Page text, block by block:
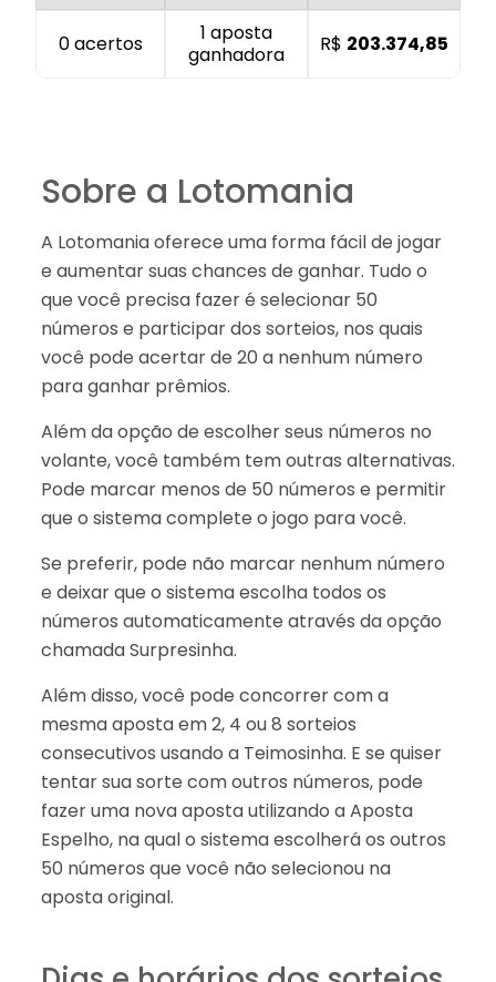
0 acertos
1 aposta
ganhadora
R$ 203.374,85
Sobre a Lotomania
A Lotomania oferece uma forma fácil de jogar
e aumentar suas chances de ganhar. Tudo o
que você precisa fazer é selecionar 50
números e participar dos sorteios, nos quais
você pode acertar de 20 a nenhum número
para ganhar prêmios.
Além da opção de escolher seus números no
volante, você também tem outras alternativas.
Pode marcar menos de 50 números e permitir
que o sistema complete o jogo para você.
Se preferir, pode não marcar nenhum número
e deixar que o sistema escolha todos os
números automaticamente através da opção
chamada Surpresinha.
Além disso, você pode concorrer com a
mesma aposta em 2, 4 ou 8 sorteios
consecutivos usando a Teimosinha. E se quiser
tentar sua sorte com outros números, pode
fazer uma nova aposta utilizando a Aposta
Espelho, na qual o sistema escolherá os outros
50 números que você não selecionou na
aposta original.